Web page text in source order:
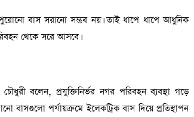
পুরোনো বাস সরানো সম্ভব নয়। তাই ধাপে ধাপে আধুনিক
থেকে সরে আসবে।
বলেন, প্রযুক্তিনির্ভর নগর পরিবহন ব্যবস্থা গড়ে
বাসগুলো পর্যায়ক্রমে ইলেকট্রিক বাস দিয়ে প্রতিস্থাপন